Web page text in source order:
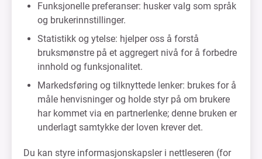
Funksjonelle preferanser: husker valg som språk
og brukerinnstillinger.
Statistikk og ytelse: hjelper oss å forstå
bruksmønstre på et aggregert nivå for å forbedre
innhold og funksjonalitet.
Markedsføring og tilknyttede lenker: brukes for å
måle henvisninger og holde styr på om brukere
har kommet via en partnerlenke; denne bruken er
underlagt samtykke der loven krever det.
Du kan styre informasjonskapsler i nettleseren (for